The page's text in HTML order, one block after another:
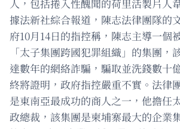
人，包括捲入性醜聞的荷里活製片人
據法新社綜合報道，陳志法律團隊的
府10月14日的指控稱，陳志主導一個
「太子集團跨國犯罪組織」的集團，
達數年的網絡詐騙，騙取並洗錢數十
終將證明，政府指控嚴重不實。法律
是東南亞最成功的商人之一，他擔任
政總裁，該集團是柬埔寨最大的企業